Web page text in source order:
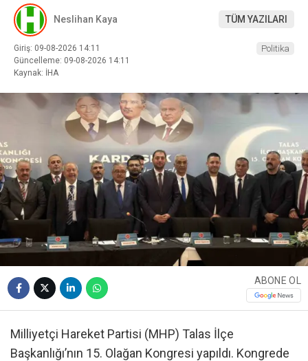
Neslihan Kaya TÜM YAZILARI
Giriş: 09-08-2026 14:11
Güncelleme: 09-08-2026 14:11
Kaynak: İHA
Politika
ABONE OL
Milliyetçi Hareket Partisi (MHP) Talas İlçe
Başkanlığı’nın 15. Olağan Kongresi yapıldı. Kongrede